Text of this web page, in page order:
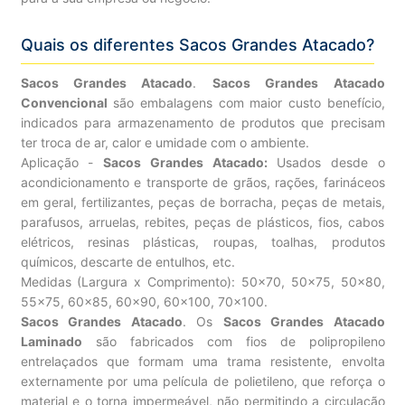
Quais os diferentes Sacos Grandes Atacado?
Sacos Grandes Atacado. Sacos Grandes Atacado
Convencional são embalagens com maior custo benefício,
indicados para armazenamento de produtos que precisam
ter troca de ar, calor e umidade com o ambiente.
Aplicação -Sacos Grandes Atacado: Usados desde o
acondicionamento e transporte de grãos, rações, farináceos
em geral, fertilizantes, peças de borracha, peças de metais,
parafusos, arruelas, rebites, peças de plásticos, fios, cabos
elétricos, resinas plásticas, roupas, toalhas, produtos
químicos, descarte de entulhos, etc.
Medidas (Largura x Comprimento): 50×70, 50×75, 50×80,
55×75, 60×85, 60×90, 60×100, 70×100.
Sacos Grandes Atacado. Os Sacos Grandes Atacado
Laminado são fabricados com fios de polipropileno
entrelaçados que formam uma trama resistente, envolta
externamente por uma película de polietileno, que reforça o
material e o torna impermeável, não permitindo a circulação